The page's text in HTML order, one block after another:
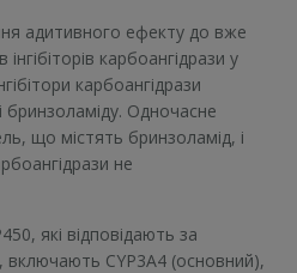
адитивного ефекту до вже
карбоангідрази у
карбоангідрази
бринзоламіду. Одночасне
що містять бринзоламід, і
не
які відповідають за
включають CYP3A4 (основний),